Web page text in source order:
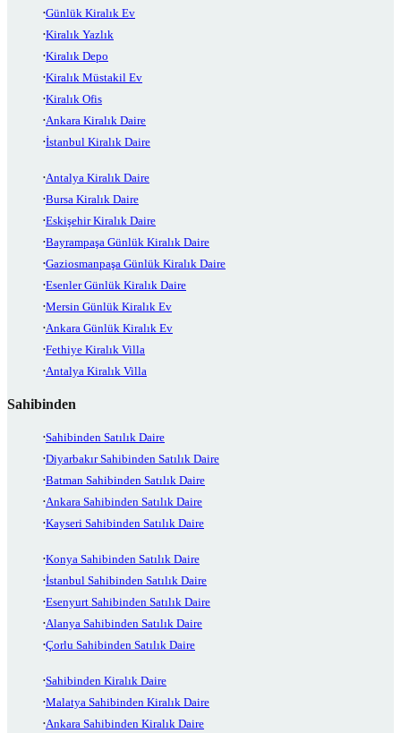
Günlük Kiralık Ev
Kiralık Yazlık
Kiralık Depo
Kiralık Müstakil Ev
Kiralık Ofis
Ankara Kiralık Daire
İstanbul Kiralık Daire
Antalya Kiralık Daire
Bursa Kiralık Daire
Eskişehir Kiralık Daire
Bayrampaşa Günlük Kiralık Daire
Gaziosmanpaşa Günlük Kiralık Daire
Esenler Günlük Kiralık Daire
Mersin Günlük Kiralık Ev
Ankara Günlük Kiralık Ev
Fethiye Kiralık Villa
Antalya Kiralık Villa
Sahibinden
Sahibinden Satılık Daire
Diyarbakır Sahibinden Satılık Daire
Batman Sahibinden Satılık Daire
Ankara Sahibinden Satılık Daire
Kayseri Sahibinden Satılık Daire
Konya Sahibinden Satılık Daire
İstanbul Sahibinden Satılık Daire
Esenyurt Sahibinden Satılık Daire
Alanya Sahibinden Satılık Daire
Çorlu Sahibinden Satılık Daire
Sahibinden Kiralık Daire
Malatya Sahibinden Kiralık Daire
Ankara Sahibinden Kiralık Daire